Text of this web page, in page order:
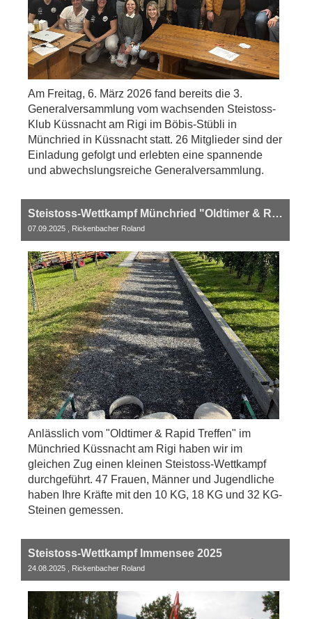
Am Freitag, 6. März 2026 fand bereits die 3.
Generalversammlung vom wachsenden Steistoss-
Klub Küssnacht am Rigi im Böbis-Stübli in
Münchried in Küssnacht statt. 26 Mitglieder sind der
Einladung gefolgt und erlebten eine spannende
und abwechslungsreiche Generalversammlung.
Steistoss-Wettkampf Münchried "Oldtimer & Rapid Treffen" 2025
07.09.2025 , Rickenbacher Roland
Anlässlich vom "Oldtimer & Rapid Treffen" im
Münchried Küssnacht am Rigi haben wir im
gleichen Zug einen kleinen Steistoss-Wettkampf
durchgeführt. 47 Frauen, Männer und Jugendliche
haben Ihre Kräfte mit den 10 KG, 18 KG und 32 KG-
Steinen gemessen.
Steistoss-Wettkampf Immensee 2025
24.08.2025 , Rickenbacher Roland